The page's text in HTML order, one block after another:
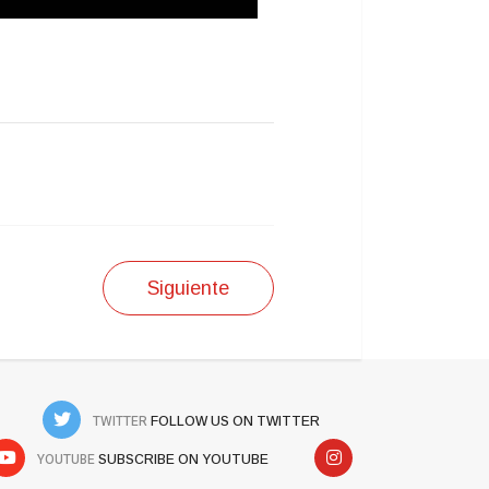
Siguiente
TWITTER FOLLOW US ON TWITTER
YOUTUBE SUBSCRIBE ON YOUTUBE